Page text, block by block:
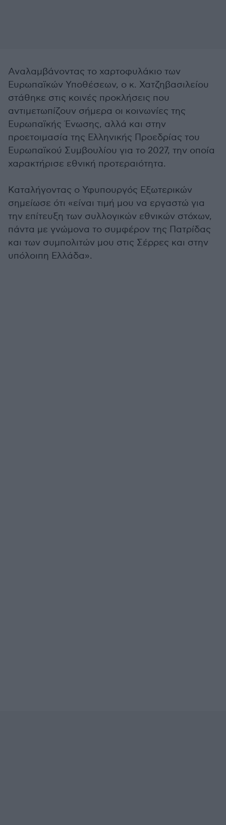
Αναλαμβάνοντας το χαρτοφυλάκιο των
Ευρωπαϊκών Υποθέσεων, ο κ. Χατζηβασιλείου
στάθηκε στις κοινές προκλήσεις που
αντιμετωπίζουν σήμερα οι κοινωνίες της
Ευρωπαϊκής Ένωσης, αλλά και στην
προετοιμασία της Ελληνικής Προεδρίας του
Ευρωπαϊκού Συμβουλίου για το 2027, την οποία
χαρακτήρισε εθνική προτεραιότητα.
Καταλήγοντας ο Υφυπουργός Εξωτερικών
σημείωσε ότι «είναι τιμή μου να εργαστώ για
την επίτευξη των συλλογικών εθνικών στόχων,
πάντα με γνώμονα το συμφέρον της Πατρίδας
και των συμπολιτών μου στις Σέρρες και στην
υπόλοιπη Ελλάδα».